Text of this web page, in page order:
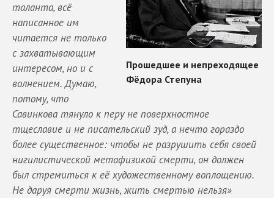
таланта, всё
написанное им
читается не только
с захватывающим
интересом, но и с
волнением. Думаю,
потому, что
Савинкова тянуло к перу не поверхностное
тщеславие и не писательский зуд, а нечто гораздо
более существенное: чтобы не разрушить себя своей
нигилистической метафизикой смерти, он должен
был стремиться к её художественному воплощению.
Не даруя смерти жизнь, жить смертью нельзя»